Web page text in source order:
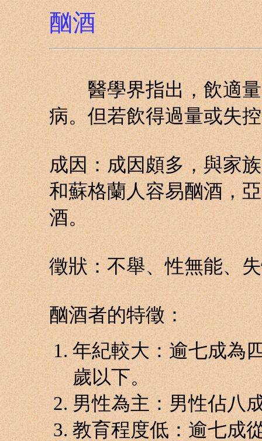
酗酒
醫學界指出，飲適量
病。但若飲得過量或失
成因：成因頗多，與家
和蘇格蘭人容易酗酒，
酒。
徵狀：不舉、性無能、
酗酒者的特徵：
年紀較大：逾七成為
歲以下。
男性為主：男性佔八
教育程度低：逾七成